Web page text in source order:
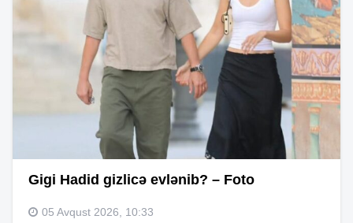
Gigi Hadid gizlicə evlənib? – Foto
05 Avqust 2026, 10:33